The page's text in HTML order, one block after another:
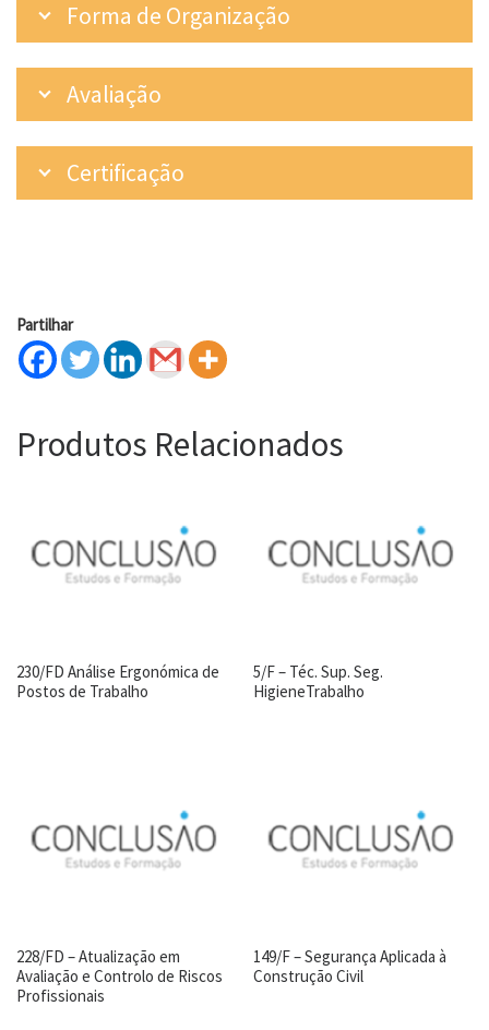
Forma de Organização
Avaliação
Certificação
Partilhar
Produtos Relacionados
230/FD Análise Ergonómica de
Postos de Trabalho
5/F – Téc. Sup. Seg.
HigieneTrabalho
228/FD – Atualização em
Avaliação e Controlo de Riscos
Profissionais
149/F – Segurança Aplicada à
Construção Civil